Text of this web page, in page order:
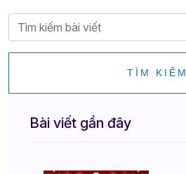
TÌM KIẾM
Bài viết gần đây